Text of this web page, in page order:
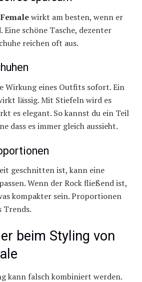
wirkt am besten, wenn er
schöne Tasche, dezenter
reichen oft aus.
Wirkung eines Outfits sofort. Ein
lässig. Mit Stiefeln wird es
es elegant. So kannst du ein Teil
dass es immer gleich aussieht.
geschnitten ist, kann eine
Wenn der Rock fließend ist,
kompakter sein. Proportionen
Trends.
beim Styling von
kann falsch kombiniert werden.